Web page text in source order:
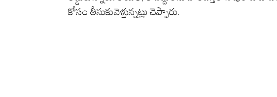
కోసం తీసుకువెళ్తున్నట్లు చెప్పారు.